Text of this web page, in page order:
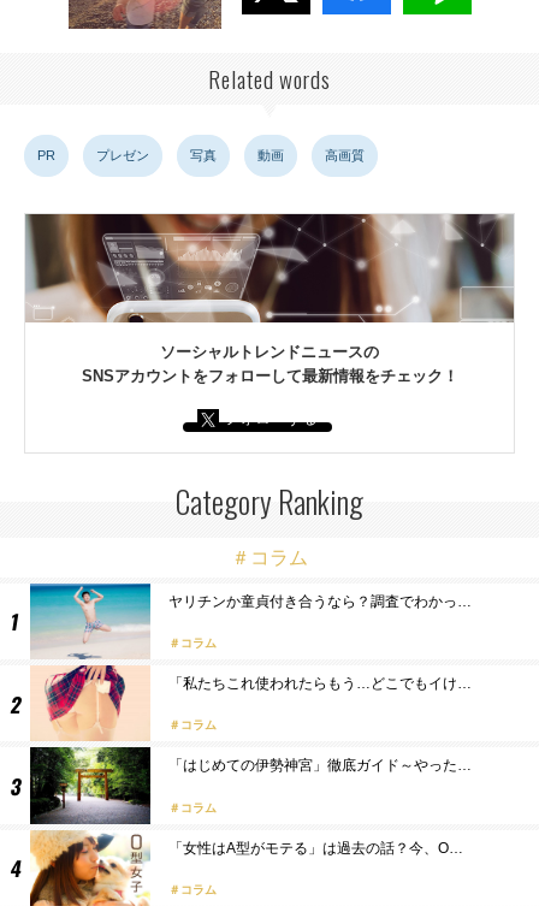
Related words
PR プレゼン 写真 動画 高画質
ソーシャルトレンドニュースの
SNSアカウントをフォローして最新情報をチェック！
Category Ranking
＃コラム
ヤリチンか童貞付き合うなら？調査でわかっ…
コラム
「私たちこれ使われたらもう…どこでもイけ…
コラム
「はじめての伊勢神宮」徹底ガイド～やった…
コラム
「女性はA型がモテる」は過去の話？今、O…
コラム